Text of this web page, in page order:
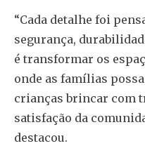
“Cada detalhe foi
segurança,
é transformar os
onde as famílias
crianças brincar com
satisfação da
destacou.